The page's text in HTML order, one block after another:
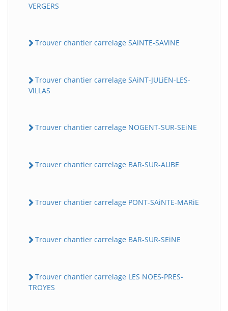
VERGERS
Trouver chantier carrelage SAiNTE-SAViNE
Trouver chantier carrelage SAiNT-JULiEN-LES-
ViLLAS
Trouver chantier carrelage NOGENT-SUR-SEiNE
Trouver chantier carrelage BAR-SUR-AUBE
Trouver chantier carrelage PONT-SAiNTE-MARiE
Trouver chantier carrelage BAR-SUR-SEiNE
Trouver chantier carrelage LES NOES-PRES-
TROYES